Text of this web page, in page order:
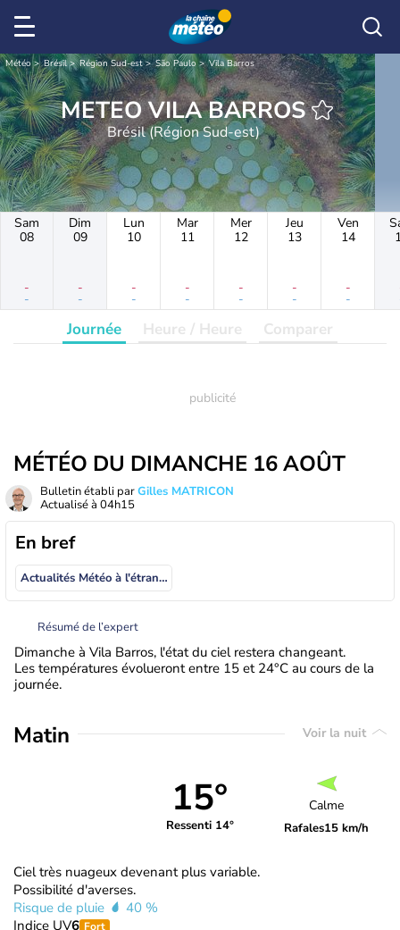
Météo Brésil Région Sud-est São Paulo Vila Barros
METEO VILA BARROS
Brésil (Région Sud-est)
Sam
08
-
-
Dim
09
-
-
Lun
10
-
-
Mar
11
-
-
Mer
12
-
-
Jeu
13
-
-
Ven
14
-
-
Journée Heure / Heure Comparer
MÉTÉO DU DIMANCHE 16 AOÛT
Bulletin établi parGilles MATRICON
Actualisé à 04h15
En bref
Actualités Météo à l'étranger
Résumé de l’expert
Dimanche à Vila Barros, l'état du ciel restera changeant.
Les températures évolueront entre 15 et 24°C au cours de la
journée.
Matin Voir la nuit
15°
Ressenti 14°
Calme
Rafales15 km/h
Ciel très nuageux devenant plus variable.
Possibilité d'averses.
Risque de pluie
40 %
Indice UV6 Fort